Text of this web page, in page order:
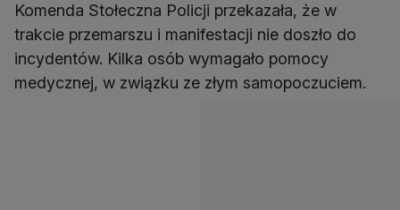
Komenda Stołeczna Policji przekazała, że w
trakcie przemarszu i manifestacji nie doszło do
incydentów. Kilka osób wymagało pomocy
medycznej, w związku ze złym samopoczuciem.